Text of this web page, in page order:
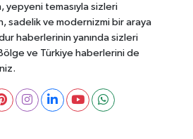
yepyeni temasıyla sizleri
sadelik ve modernizmi bir araya
haberlerinin yanında sizleri
ve Türkiye haberlerini de